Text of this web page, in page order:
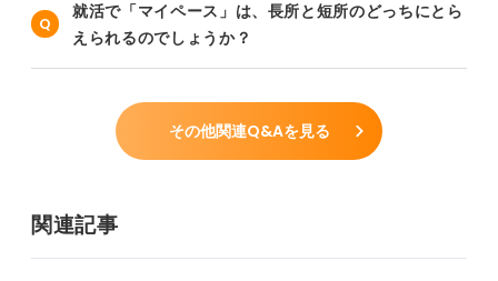
就活で「マイペース」は、長所と短所のどっちにとら
えられるのでしょうか？
その他関連Q&Aを見る
関連記事